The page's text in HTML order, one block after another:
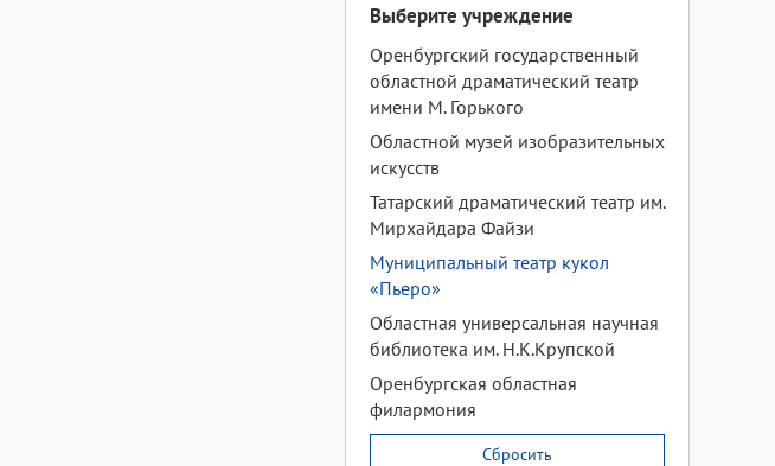
Выберите учреждение
Оренбургский государственный
областной драматический театр
имени М. Горького
Областной музей изобразительных
искусств
Татарский драматический театр им.
Мирхайдара Файзи
Муниципальный театр кукол
«Пьеро»
Областная универсальная научная
библиотека им. Н.К.Крупской
Оренбургская областная
филармония
Сбросить